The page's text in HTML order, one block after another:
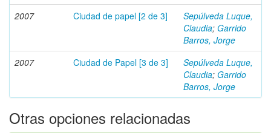
2007
Ciudad de papel [2 de 3]
Sepúlveda Luque,
Claudia; Garrido
Barros, Jorge
2007
Ciudad de Papel [3 de 3]
Sepúlveda Luque,
Claudia; Garrido
Barros, Jorge
Otras opciones relacionadas